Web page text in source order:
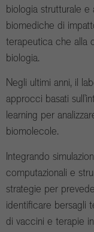
biologia strutturale e
biomediche di
terapeutica che alla
biologia.
Negli ultimi anni, il
approcci basati
learning per
biomolecole.
Integrando
computazionali e
strategie per
identificare bersagli
di vaccini e terapie